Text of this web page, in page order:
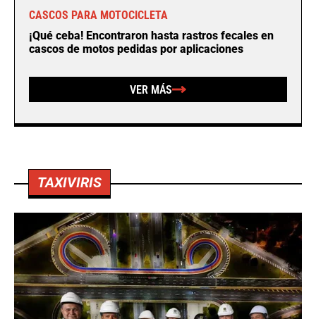
CASCOS PARA MOTOCICLETA
¡Qué ceba! Encontraron hasta rastros fecales en
cascos de motos pedidas por aplicaciones
VER MÁS
TAXIVIRIS